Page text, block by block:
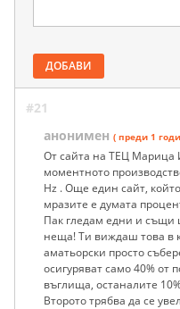
ДОБАВИ
#21
анонимен ( преди 1
От сайта на ТЕЦ Марица
моментното
Hz . Още един сайт,
мразите е думата
Пак гледам едни и
неща! Ти виждаш това в
аматьорски просто
осигуряват само 40% от
въглища, останалите
Второто трябва да се